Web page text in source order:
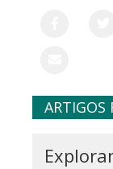
ARTIGOS